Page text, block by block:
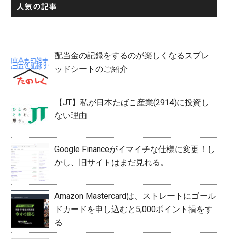
人気の記事
配当金の記録をするのが楽しくなるスプレ
ッドシートのご紹介
【JT】私が日本たばこ産業(2914)に投資し
ない理由
Google Financeがイマイチな仕様に変更！し
かし、旧サイトはまだ見れる。
Amazon Mastercardは、ストレートにゴール
ドカードを申し込むと5,000ポイント損をす
る